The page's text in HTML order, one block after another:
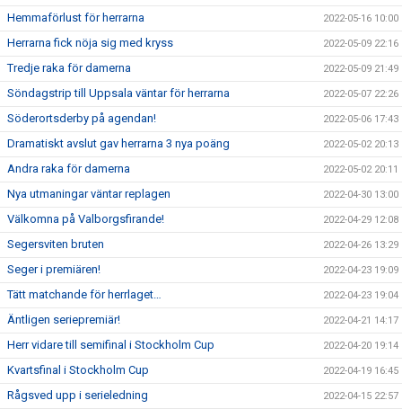
Hemmaförlust för herrarna 2022-05-16 10:00
Herrarna fick nöja sig med kryss 2022-05-09 22:16
Tredje raka för damerna 2022-05-09 21:49
Söndagstrip till Uppsala väntar för herrarna 2022-05-07 22:26
Söderortsderby på agendan! 2022-05-06 17:43
Dramatiskt avslut gav herrarna 3 nya poäng 2022-05-02 20:13
Andra raka för damerna 2022-05-02 20:11
Nya utmaningar väntar replagen 2022-04-30 13:00
Välkomna på Valborgsfirande! 2022-04-29 12:08
Segersviten bruten 2022-04-26 13:29
Seger i premiären! 2022-04-23 19:09
Tätt matchande för herrlaget… 2022-04-23 19:04
Äntligen seriepremiär! 2022-04-21 14:17
Herr vidare till semifinal i Stockholm Cup 2022-04-20 19:14
Kvartsfinal i Stockholm Cup 2022-04-19 16:45
Rågsved upp i serieledning 2022-04-15 22:57